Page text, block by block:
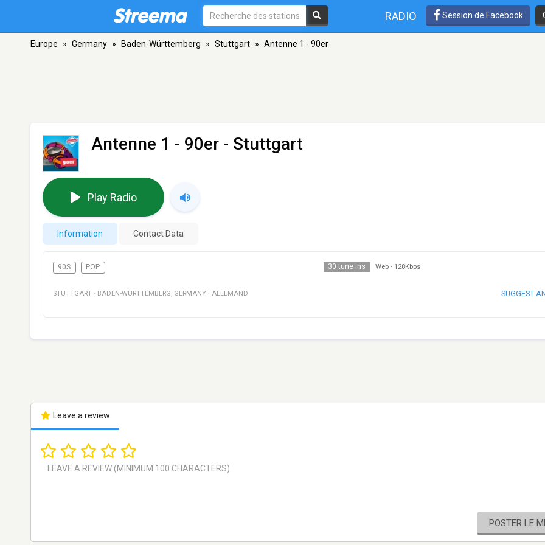
RADIO Session de Facebook
Europe » Germany » Baden-Württemberg » Stuttgart » Antenne 1 - 90er
Antenne 1 - 90er - Stuttgart
Play Radio
Information Contact Data
90S POP 30 tune ins Web - 128Kbps
STUTTGART · BADEN-WÜRTTEMBERG, GERMANY · ALLEMAND SUGGEST
Leave a review
POSTER LE